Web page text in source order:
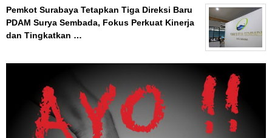
Pemkot Surabaya Tetapkan Tiga Direksi Baru
PDAM Surya Sembada, Fokus Perkuat Kinerja
dan Tingkatkan …